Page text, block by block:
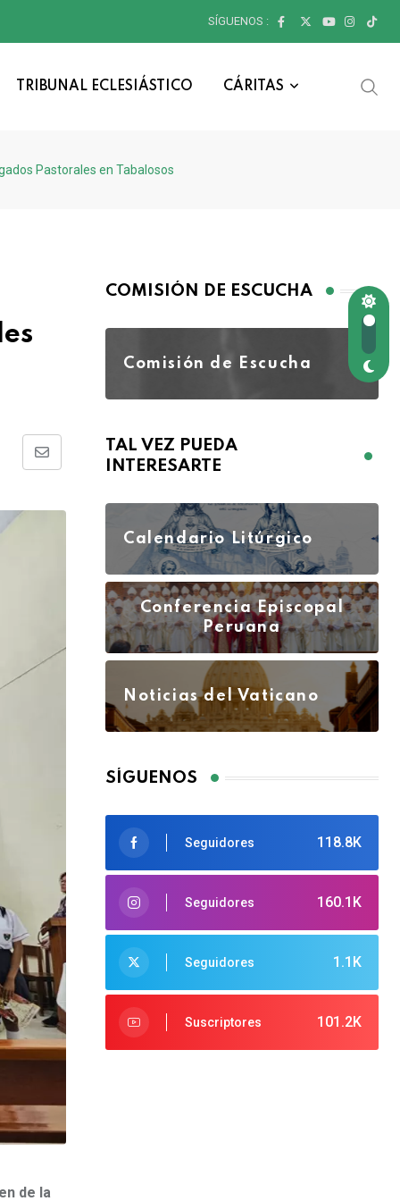
SÍGUENOS :
TRIBUNAL ECLESIÁSTICO CÁRITAS
Pastorales en Tabalosos
de la
COMISIÓN DE ESCUCHA
Comisión de Escucha
TAL VEZ PUEDA
INTERESARTE
Calendario Litúrgico
Conferencia Episcopal
Peruana
Noticias del Vaticano
SÍGUENOS
118.8K
Seguidores
160.1K
Seguidores
1.1K
Seguidores
101.2K
Suscriptores